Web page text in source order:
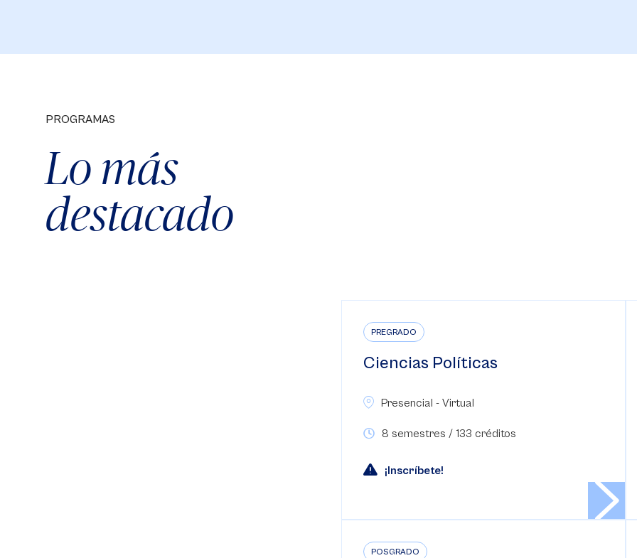
PROGRAMAS
Lo más
destacado
PREGRADO
Ciencias Políticas
Presencial - Virtual
8 semestres / 133 créditos
¡Inscríbete!
POSGRADO